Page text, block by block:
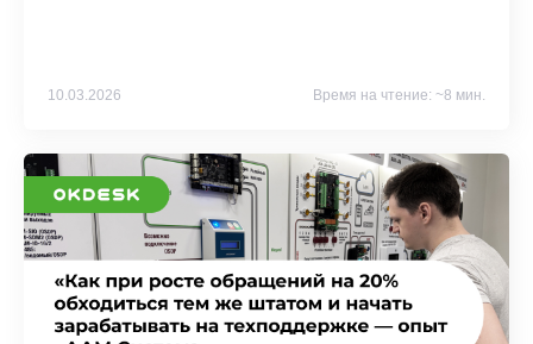
10.03.2026 Время на чтение: ~8 мин.